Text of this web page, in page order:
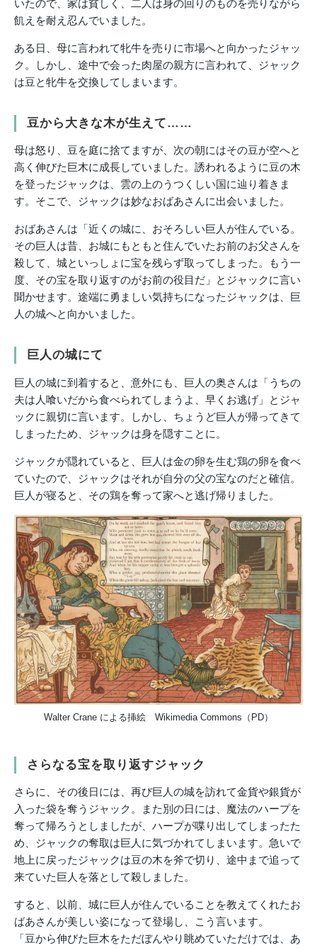
いたので、家は貧しく、二人は身の回りのものを売りながら
飢えを耐え忍んでいました。
ある日、母に言われて牝牛を売りに市場へと向かったジャッ
ク。しかし、途中で会った肉屋の親方に言われて、ジャック
は豆と牝牛を交換してしまいます。
豆から大きな木が生えて……
母は怒り、豆を庭に捨てますが、次の朝にはその豆が空へと
高く伸びた巨木に成長していました。誘われるように豆の木
を登ったジャックは、雲の上のうつくしい国に辿り着きま
す。そこで、ジャックは妙なおばあさんに出会いました。
おばあさんは「近くの城に、おそろしい巨人が住んでいる。
その巨人は昔、お城にもともと住んでいたお前のお父さんを
殺して、城といっしょに宝を残らず取ってしまった。もう一
度、その宝を取り返すのがお前の役目だ」とジャックに言い
聞かせます。途端に勇ましい気持ちになったジャックは、巨
人の城へと向かいました。
巨人の城にて
巨人の城に到着すると、意外にも、巨人の奥さんは「うちの
夫は人喰いだから食べられてしまうよ、早くお逃げ」とジャ
ックに親切に言います。しかし、ちょうど巨人が帰ってきて
しまったため、ジャックは身を隠すことに。
ジャックが隠れていると、巨人は金の卵を生む鶏の卵を食べ
ていたので、ジャックはそれが自分の父の宝なのだと確信。
巨人が寝ると、その鶏を奪って家へと逃げ帰りました。
Walter Crane による挿絵 Wikimedia Commons（PD）
さらなる宝を取り返すジャック
さらに、その後日には、再び巨人の城を訪れて金貨や銀貨が
入った袋を奪うジャック。また別の日には、魔法のハープを
奪って帰ろうとしましたが、ハープが喋り出してしまったた
め、ジャックの奪取は巨人に気づかれてしまいます。急いで
地上に戻ったジャックは豆の木を斧で切り、途中まで追って
来ていた巨人を落として殺しました。
すると、以前、城に巨人が住んでいることを教えてくれたお
ばあさんが美しい姿になって登場し、こう言います。
「豆から伸びた巨木をただぼんやり眺めていただけでは、あ